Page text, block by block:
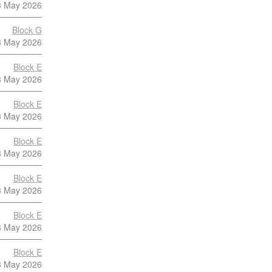
May 2026
Block G
May 2026
Block E
May 2026
Block E
May 2026
Block E
May 2026
Block E
May 2026
Block E
May 2026
Block E
May 2026